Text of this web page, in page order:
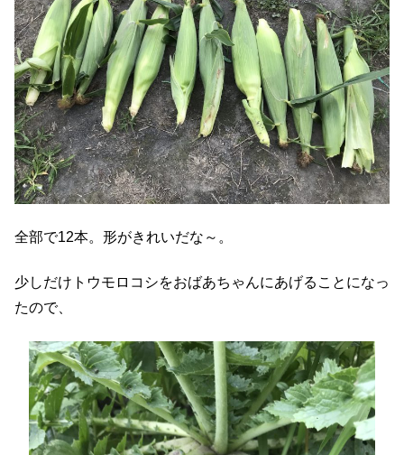
全部で12本。形がきれいだな～。
少しだけトウモロコシをおばあちゃんにあげることになっ
たので、